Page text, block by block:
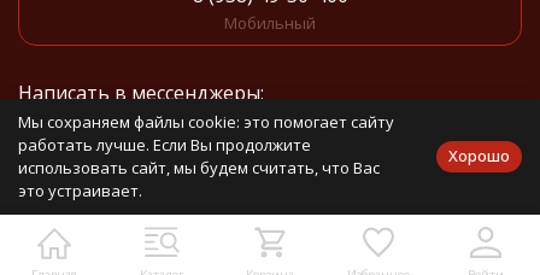
Мобильный
Написать в мессенджеры:
Написать в Telegram
Мы сохраняем файлы cookie: это помогает сайту
работать лучше. Если Вы продолжите
использовать сайт, мы будем считать, что Вас
это устраивает.
Хорошо